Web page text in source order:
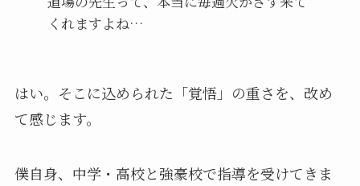
くれますよね…
はい。そこに込められた「覚悟」の重さを、改め
て感じます。
僕自身、中学・高校と強豪校で指導を受けてきま